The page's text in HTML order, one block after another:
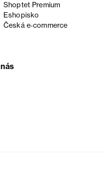
Shoptet Premium
Eshopisko
Česká e‑commerce